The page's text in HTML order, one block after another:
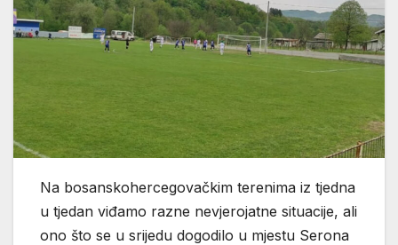
Na bosanskohercegovačkim terenima iz tjedna
u tjedan viđamo razne nevjerojatne situacije, ali
ono što se u srijedu dogodilo u mjestu Serona